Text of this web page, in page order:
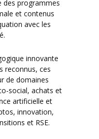
des programmes
et contenus
avec les
innovante
reconnus, ces
de domaines
social, achats et
artificielle et
innovation,
et RSE.